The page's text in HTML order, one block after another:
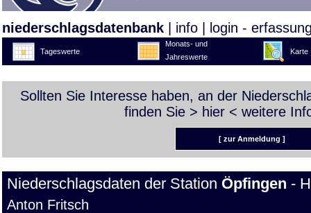
niederschlagsdatenbank info login -
Tageswerte
Monats- und
Jahreswerte
Karte
Sollten Sie Interesse haben, an der
finden Sie > hier < weitere
[ zur Anmeldung ]
Niederschlagsdaten der Station Öpfingen -
Anton Fritsch